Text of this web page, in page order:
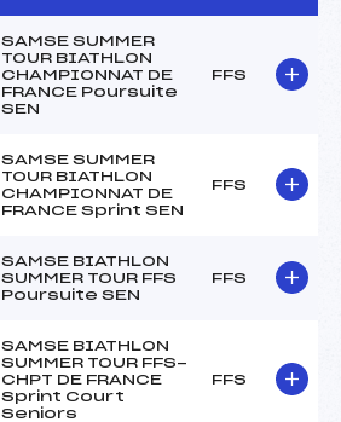
SAMSE SUMMER
TOUR BIATHLON
CHAMPIONNAT DE
FRANCE Poursuite
SEN
FFS
SAMSE SUMMER
TOUR BIATHLON
CHAMPIONNAT DE
FRANCE Sprint SEN
FFS
SAMSE BIATHLON
SUMMER TOUR FFS
Poursuite SEN
FFS
SAMSE BIATHLON
SUMMER TOUR FFS-
CHPT DE FRANCE
Sprint Court
Seniors
FFS